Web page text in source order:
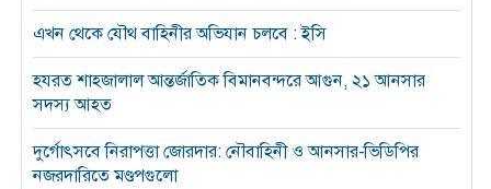
এখন থেকে যৌথ বাহিনীর অভিযান চলবে : ইসি
হযরত শাহজালাল আন্তর্জাতিক বিমানবন্দরে আগুন, ২১ আনসার
সদস্য আহত
দুর্গোৎসবে নিরাপত্তা জোরদার: নৌবাহিনী ও আনসার-ভিডিপির
নজরদারিতে মণ্ডপগুলো